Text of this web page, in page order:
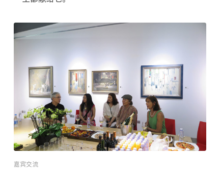
嘉宾交流